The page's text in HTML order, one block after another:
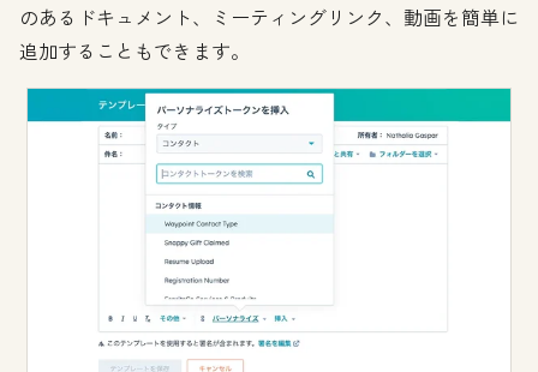
のあるドキュメント、ミーティングリンク、動画を簡単に
追加することもできます。